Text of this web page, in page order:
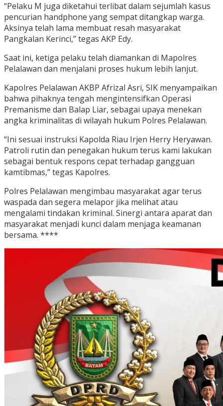
“Pelaku M juga diketahui terlibat dalam sejumlah kasus
pencurian handphone yang sempat ditangkap warga.
Aksinya telah lama membuat resah masyarakat
Pangkalan Kerinci,” tegas AKP Edy.
Saat ini, ketiga pelaku telah diamankan di Mapolres
Pelalawan dan menjalani proses hukum lebih lanjut.
Kapolres Pelalawan AKBP Afrizal Asri, SIK menyampaikan
bahwa pihaknya tengah mengintensifkan Operasi
Premanisme dan Balap Liar, sebagai upaya menekan
angka kriminalitas di wilayah hukum Polres Pelalawan.
“Ini sesuai instruksi Kapolda Riau Irjen Herry Heryawan.
Patroli rutin dan penegakan hukum terus kami lakukan
sebagai bentuk respons cepat terhadap gangguan
kamtibmas,” tegas Kapolres.
Polres Pelalawan mengimbau masyarakat agar terus
waspada dan segera melapor jika melihat atau
mengalami tindakan kriminal. Sinergi antara aparat dan
masyarakat menjadi kunci dalam menjaga keamanan
bersama. ****